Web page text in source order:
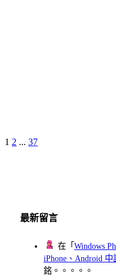
文
Page
1 Page
2 ... Page
37Next
最新留言
在「Windows
iPhone、Android
銘。。。。。